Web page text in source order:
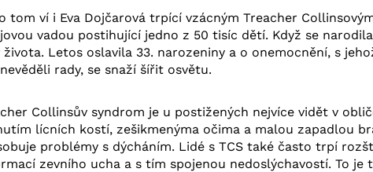
tom ví i Eva Dojčarová trpící vzácným Treacher
vadou postihující jedno z 50 tisíc dětí. Když se
života. Letos oslavila 33. narozeniny a o onemocnění, s
rady, se snaží šířit osvětu.
Collinsův syndrom je u postižených nejvíce vidět v
lícních kostí, zešikmenýma očima a malou zapadlou
problémy s dýcháním. Lidé s TCS také často trpí
zevního ucha a s tím spojenou nedoslýchavostí. To je